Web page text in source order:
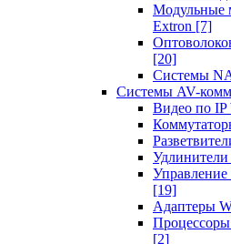
Модульные
Extron [7]
[20]
Системы
Системы AV-
Видео по IP
Удлинители
Управление
[19]
Адаптеры
Процессоры
[2]